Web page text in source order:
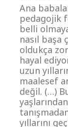
Ana
pedagojik
belli
nasıl başa
oldukça
hayal
uzun
maalesef
değil. (…)
yıllarını